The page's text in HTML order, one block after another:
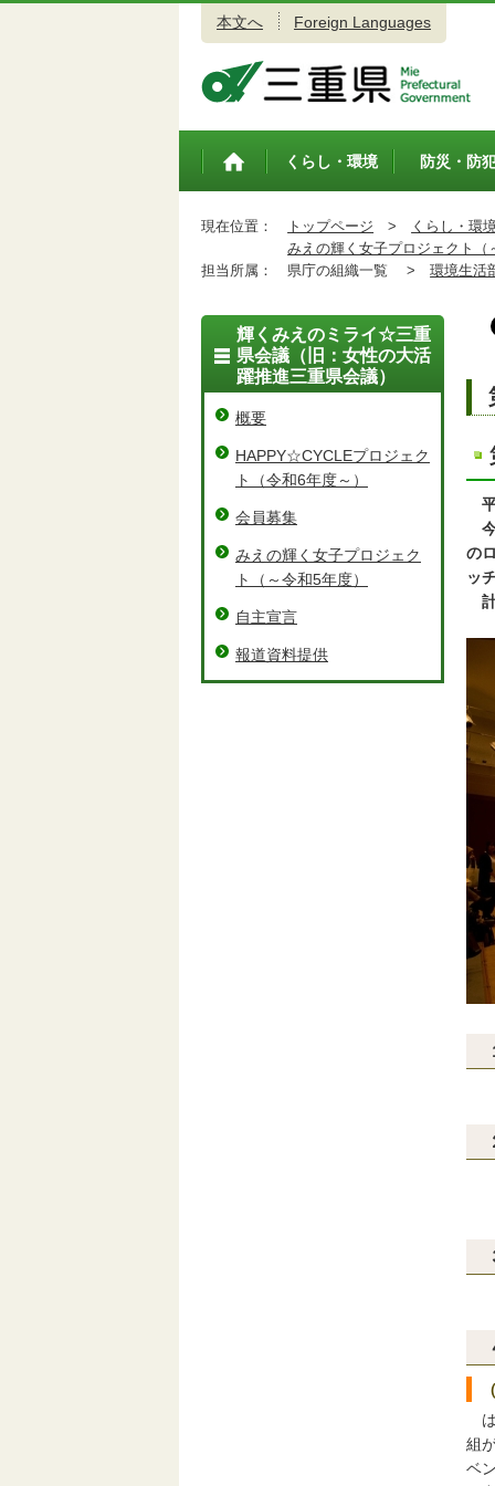
本文へ Foreign Languages
トップペ
くらし・環境 防災・防
現在位置： トップページ >
くらし・環
みえの輝く女子プロジェクト（
担当所属：
県庁の組織一覧 > 環境生活
平
今
の
ッ
計
は
組
ベ
輝くみえのミライ☆三重
県会議（旧：女性の大活
躍推進三重県会議）
概要
HAPPY☆CYCLEプロジェク
ト（令和6年度～）
会員募集
みえの輝く女子プロジェク
ト（～令和5年度）
自主宣言
報道資料提供